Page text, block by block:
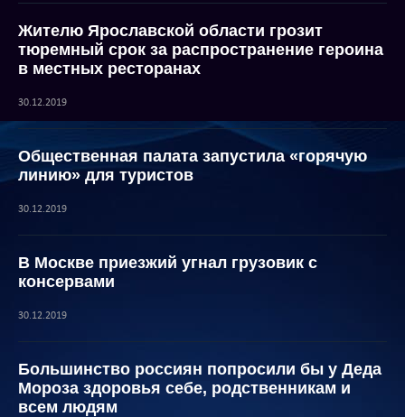
Жителю Ярославской области грозит
тюремный срок за распространение героина
в местных ресторанах
30.12.2019
Общественная палата запустила «горячую
линию» для туристов
30.12.2019
В Москве приезжий угнал грузовик с
консервами
30.12.2019
Большинство россиян попросили бы у Деда
Мороза здоровья себе, родственникам и
всем людям